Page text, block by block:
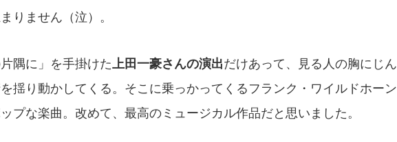
りません（泣）。
隅に」を手掛けた 上田一豪さんの演出だけあって、見る人の胸にじん
揺り動かしてくる。そこに乗っかってくるフランク・ワイルドホーン
プな楽曲。改めて、最高のミュージカル作品だと思いました。